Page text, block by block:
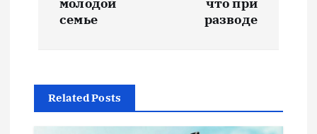
г
а
семье
разводе
Related Posts